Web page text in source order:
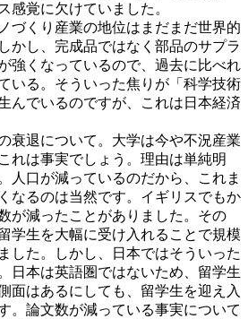
感覚に欠けていました。
づくり産業の地位はまだまだ世界的
かし、完成品ではなく部品のサプラ
強くなっているので、過去に比べれ
いる。そういった焦りが「科学技術
んでいるのですが、これは日本経済
衰退について。大学は今や不況産業
れは事実でしょう。理由は単純明
人口が減っているのだから、これま
なるのは当然です。イギリスでもか
が減ったことがありました。その
学生を大幅に受け入れることで規模
した。しかし、日本ではそういった
日本は英語圏ではないため、留学生
面はあるにしても、留学生を迎え入
。論文数が減っている事実について